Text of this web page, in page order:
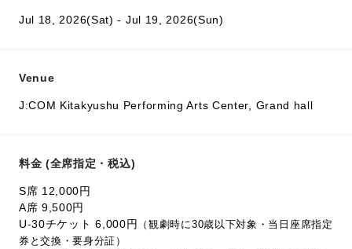
Jul 18, 2026(Sat) - Jul 19, 2026(Sun)
Venue
J:COM Kitakyushu Performing Arts Center, Grand hall
料金 (全席指定・税込)
S席 12,000円
A席 9,500円
U-30チケット 6,000円
（観劇時に30歳以下対象・当日座席指定
券と交換・要身分証）